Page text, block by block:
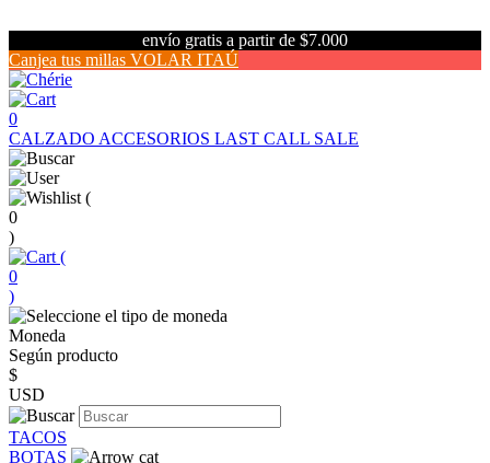
envío gratis a partir de $7.000
Canjea tus millas VOLAR ITAÚ
0
CALZADO ACCESORIOS LAST CALL SALE
(
0
)
(
0
)
Moneda
Según producto
$
USD
TACOS
BOTAS